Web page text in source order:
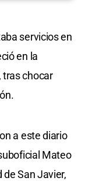
servicios en
en la
tras chocar
a este diario
Mateo
San Javier,